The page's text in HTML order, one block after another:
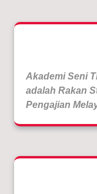
Akademi Seni
adalah Rakan
Pengajian